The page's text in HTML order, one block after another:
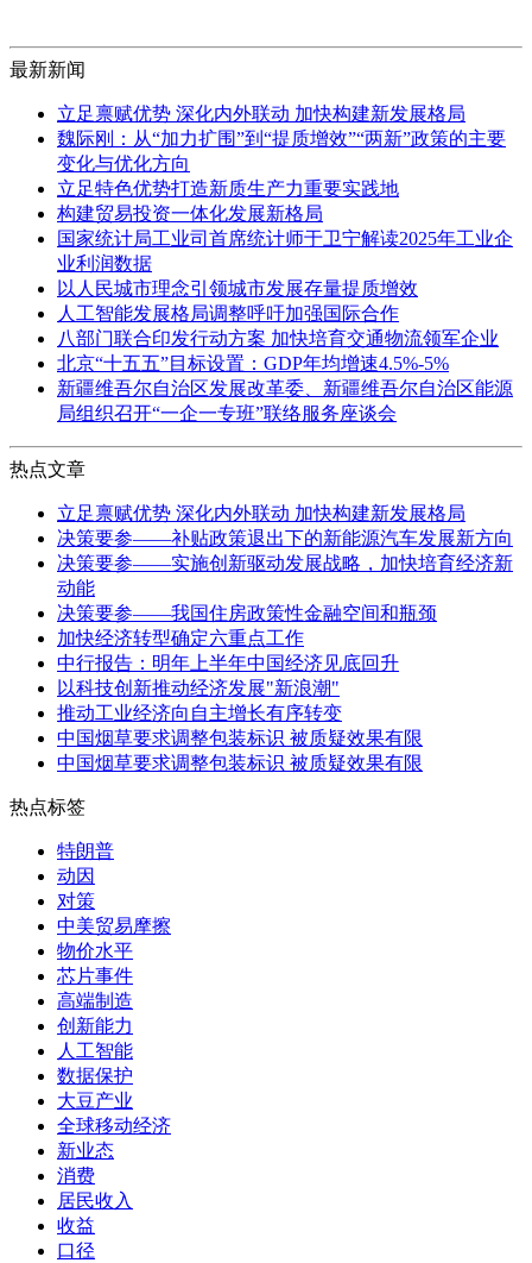
最新新闻
立足禀赋优势 深化内外联动 加快构建新发展格局
魏际刚：从“加力扩围”到“提质增效”“两新”政策的主要
变化与优化方向
立足特色优势打造新质生产力重要实践地
构建贸易投资一体化发展新格局
国家统计局工业司首席统计师于卫宁解读2025年工业企
业利润数据
以人民城市理念引领城市发展存量提质增效
人工智能发展格局调整呼吁加强国际合作
八部门联合印发行动方案 加快培育交通物流领军企业
北京“十五五”目标设置：GDP年均增速4.5%-5%
新疆维吾尔自治区发展改革委、新疆维吾尔自治区能源
局组织召开“一企一专班”联络服务座谈会
热点文章
立足禀赋优势 深化内外联动 加快构建新发展格局
决策要参——补贴政策退出下的新能源汽车发展新方向
决策要参——实施创新驱动发展战略，加快培育经济新
动能
决策要参——我国住房政策性金融空间和瓶颈
加快经济转型确定六重点工作
中行报告：明年上半年中国经济见底回升
以科技创新推动经济发展"新浪潮"
推动工业经济向自主增长有序转变
中国烟草要求调整包装标识 被质疑效果有限
中国烟草要求调整包装标识 被质疑效果有限
热点标签
特朗普
动因
对策
中美贸易摩擦
物价水平
芯片事件
高端制造
创新能力
人工智能
数据保护
大豆产业
全球移动经济
新业态
消费
居民收入
收益
口径